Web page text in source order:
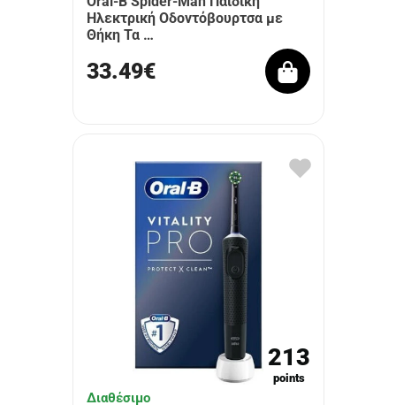
Ηλεκτρική Οδοντόβουρτσα με
Θήκη Τα …
33.49€
213
points
Διαθέσιμο